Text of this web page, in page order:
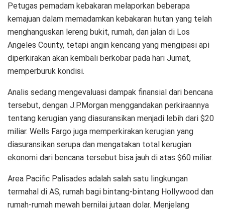
Petugas pemadam kebakaran melaporkan beberapa
kemajuan dalam memadamkan kebakaran hutan yang telah
menghanguskan lereng bukit, rumah, dan jalan di Los
Angeles County, tetapi angin kencang yang mengipasi api
diperkirakan akan kembali berkobar pada hari Jumat,
memperburuk kondisi.
Analis sedang mengevaluasi dampak finansial dari bencana
tersebut, dengan J.P.Morgan menggandakan perkiraannya
tentang kerugian yang diasuransikan menjadi lebih dari $20
miliar. Wells Fargo juga memperkirakan kerugian yang
diasuransikan serupa dan mengatakan total kerugian
ekonomi dari bencana tersebut bisa jauh di atas $60 miliar.
Area Pacific Palisades adalah salah satu lingkungan
termahal di AS, rumah bagi bintang-bintang Hollywood dan
rumah-rumah mewah bernilai jutaan dolar. Menjelang